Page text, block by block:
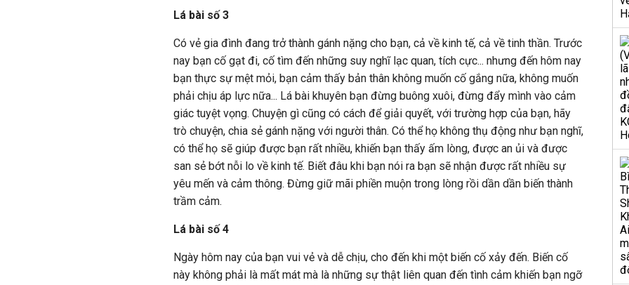
Lá bài số 3
Có vẻ gia đình đang trở thành gánh nặng cho bạn, cả về kinh tế, cả về tinh thần. Trước
nay bạn cố gạt đi, cố tìm đến những suy nghĩ lạc quan, tích cực... nhưng đến hôm nay
bạn thực sự mệt mỏi, bạn cảm thấy bản thân không muốn cố gắng nữa, không muốn
phải chịu áp lực nữa... Lá bài khuyên bạn đừng buông xuôi, đừng đẩy mình vào cảm
giác tuyệt vọng. Chuyện gì cũng có cách để giải quyết, với trường hợp của bạn, hãy
trò chuyện, chia sẻ gánh nặng với người thân. Có thể họ không thụ động như bạn nghĩ,
có thể họ sẽ giúp được bạn rất nhiều, khiến bạn thấy ấm lòng, được an ủi và được
san sẻ bớt nỗi lo về kinh tế. Biết đâu khi bạn nói ra bạn sẽ nhận được rất nhiều sự
yêu mến và cảm thông. Đừng giữ mãi phiền muộn trong lòng rồi dần dần biến thành
trầm cảm.
Lá bài số 4
Ngày hôm nay của bạn vui vẻ và dễ chịu, cho đến khi một biến cố xảy đến. Biến cố
này không phải là mất mát mà là những sự thật liên quan đến tình cảm khiến bạn ngỡ